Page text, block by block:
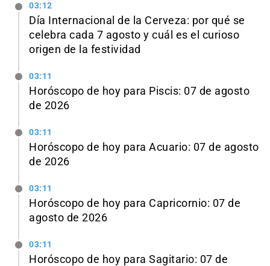
03:12
Día Internacional de la Cerveza: por qué se
celebra cada 7 agosto y cuál es el curioso
origen de la festividad
03:11
Horóscopo de hoy para Piscis: 07 de agosto
de 2026
03:11
Horóscopo de hoy para Acuario: 07 de agosto
de 2026
03:11
Horóscopo de hoy para Capricornio: 07 de
agosto de 2026
03:11
Horóscopo de hoy para Sagitario: 07 de